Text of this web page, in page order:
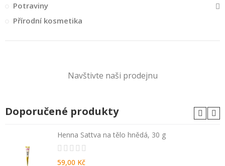
Potraviny
Přírodní kosmetika
Navštivte naši prodejnu
Doporučené produkty
Henna Sattva na tělo hnědá, 30 g
59,00 Kč